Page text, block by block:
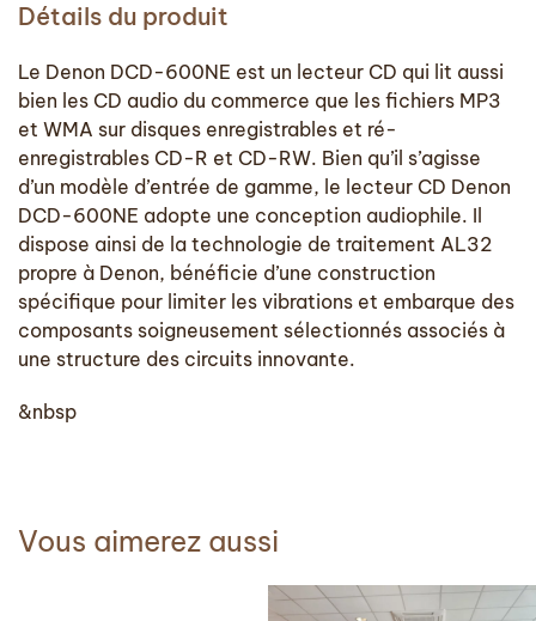
Détails du produit
Le Denon DCD-600NE est un lecteur CD qui lit aussi
bien les CD audio du commerce que les fichiers MP3
et WMA sur disques enregistrables et ré-
enregistrables CD-R et CD-RW. Bien qu’il s’agisse
d’un modèle d’entrée de gamme, le lecteur CD Denon
DCD-600NE adopte une conception audiophile. Il
dispose ainsi de la technologie de traitement AL32
propre à Denon, bénéficie d’une construction
spécifique pour limiter les vibrations et embarque des
composants soigneusement sélectionnés associés à
une structure des circuits innovante.
&nbsp
Vous aimerez aussi